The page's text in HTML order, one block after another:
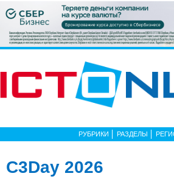
РУБРИКИ РАЗДЕЛЫ
C3Day 2026